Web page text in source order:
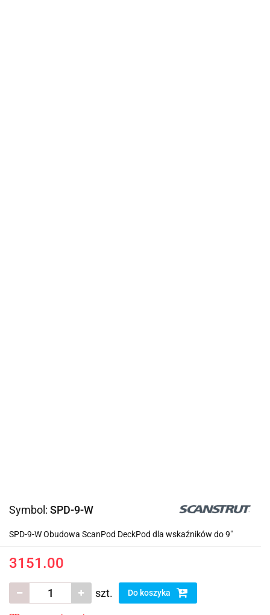
Symbol: SPD-9-W
SPD-9-W Obudowa ScanPod DeckPod dla wskaźników do 9"
3151.00
szt. Do koszyka